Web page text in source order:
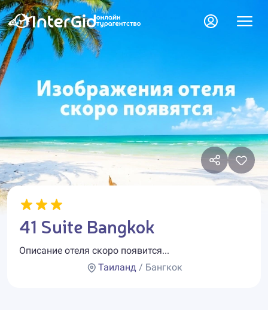
41 Suite Bangkok
Описание отеля скоро появится...
Таиланд / Бангкок